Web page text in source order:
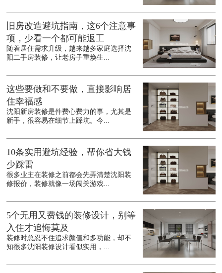
旧房改造避坑指南，这6个注意事
项，少看一个都可能返工
随着居住需求升级，越来越多家庭选择沈
阳二手房装修，让老房子重焕生...
这些要做和不要做，直接影响居
住幸福感
沈阳新房装修是件费心费力的事，尤其是
新手，很容易在细节上踩坑。今...
10条实用避坑经验，帮你省大钱
少踩雷
很多业主在装修之前都会先弄清楚沈阳装
修报价，装修就像一场闯关游戏...
5个无用又费钱的装修设计，别等
入住才追悔莫及
装修时总忍不住追求颜值和多功能，却不
知很多沈阳装修设计看似实用，...